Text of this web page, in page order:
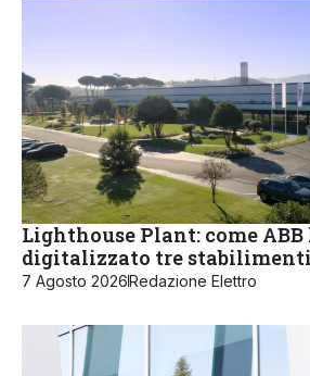
Lighthouse Plant: come ABB
digitalizzato tre
7 Agosto 2026Redazione Elettro